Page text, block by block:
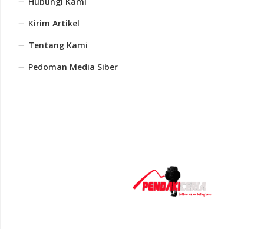
Kirim Artikel
Tentang Kami
Pedoman Media Siber